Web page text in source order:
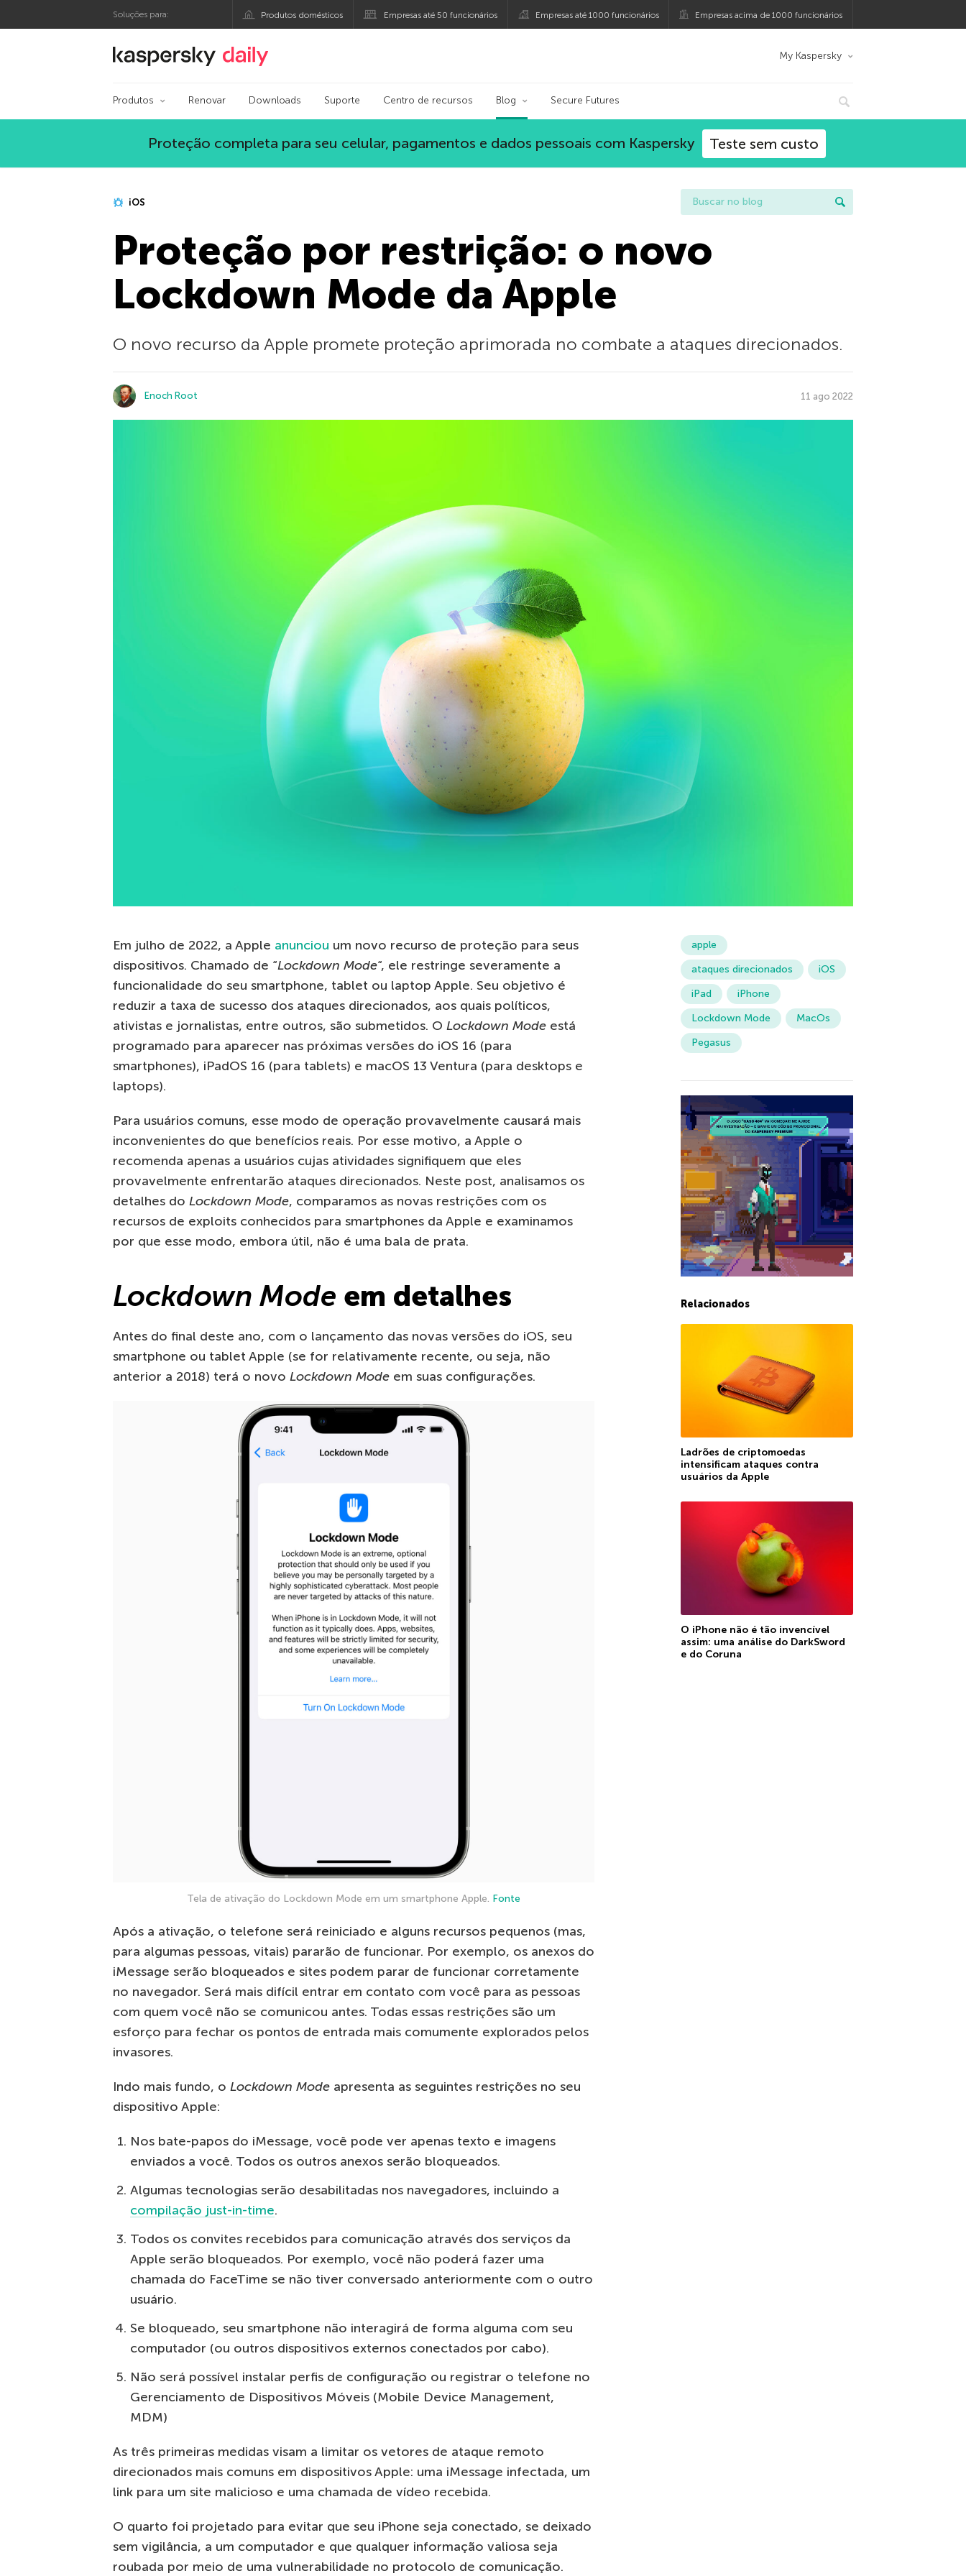
Soluções para: Produtos domésticos Empresas até 50 funcionários Empresas até 1000 funcionários Empresas acima de 1000 funcionários
Blog oficial da Kaspersky My Kaspersky
Produtos Renovar Downloads Suporte Centro de recursos Blog Secure Futures
Proteção completa para seu celular, pagamentos e dados pessoais com Kaspersky Teste sem custo
iOS
Proteção por restrição: o novo
Lockdown Mode da Apple
O novo recurso da Apple promete proteção aprimorada no combate a ataques direcionados.
Enoch Root 11 ago 2022
Em julho de 2022, a Apple anunciou um novo recurso de proteção para seus
dispositivos. Chamado de “Lockdown Mode“, ele restringe severamente a
funcionalidade do seu smartphone, tablet ou laptop Apple. Seu objetivo é
reduzir a taxa de sucesso dos ataques direcionados, aos quais políticos,
ativistas e jornalistas, entre outros, são submetidos. O Lockdown Mode está
programado para aparecer nas próximas versões do iOS 16 (para
smartphones), iPadOS 16 (para tablets) e macOS 13 Ventura (para desktops e
laptops).
Para usuários comuns, esse modo de operação provavelmente causará mais
inconvenientes do que benefícios reais. Por esse motivo, a Apple o
recomenda apenas a usuários cujas atividades signifiquem que eles
provavelmente enfrentarão ataques direcionados. Neste post, analisamos os
detalhes do Lockdown Mode, comparamos as novas restrições com os
recursos de exploits conhecidos para smartphones da Apple e examinamos
por que esse modo, embora útil, não é uma bala de prata.
Lockdown Mode em detalhes
Antes do final deste ano, com o lançamento das novas versões do iOS, seu
smartphone ou tablet Apple (se for relativamente recente, ou seja, não
anterior a 2018) terá o novo Lockdown Mode em suas configurações.
Tela de ativação do Lockdown Mode em um smartphone Apple. Fonte
Após a ativação, o telefone será reiniciado e alguns recursos pequenos (mas,
para algumas pessoas, vitais) pararão de funcionar. Por exemplo, os anexos do
iMessage serão bloqueados e sites podem parar de funcionar corretamente
no navegador. Será mais difícil entrar em contato com você para as pessoas
com quem você não se comunicou antes. Todas essas restrições são um
esforço para fechar os pontos de entrada mais comumente explorados pelos
invasores.
Indo mais fundo, o Lockdown Mode apresenta as seguintes restrições no seu
dispositivo Apple:
Nos bate-papos do iMessage, você pode ver apenas texto e imagens
enviados a você. Todos os outros anexos serão bloqueados.
Algumas tecnologias serão desabilitadas nos navegadores, incluindo a
compilação just-in-time.
Todos os convites recebidos para comunicação através dos serviços da
Apple serão bloqueados. Por exemplo, você não poderá fazer uma
chamada do FaceTime se não tiver conversado anteriormente com o outro
usuário.
Se bloqueado, seu smartphone não interagirá de forma alguma com seu
computador (ou outros dispositivos externos conectados por cabo).
Não será possível instalar perfis de configuração ou registrar o telefone no
Gerenciamento de Dispositivos Móveis (Mobile Device Management,
MDM)
As três primeiras medidas visam a limitar os vetores de ataque remoto
direcionados mais comuns em dispositivos Apple: uma iMessage infectada, um
link para um site malicioso e uma chamada de vídeo recebida.
O quarto foi projetado para evitar que seu iPhone seja conectado, se deixado
sem vigilância, a um computador e que qualquer informação valiosa seja
roubada por meio de uma vulnerabilidade no protocolo de comunicação.
apple
ataques direcionados
iOS
iPad
iPhone
Lockdown Mode
MacOs
Pegasus
Relacionados
Ladrões de criptomoedas
intensificam ataques contra
usuários da Apple
O iPhone não é tão invencível
assim: uma análise do DarkSword
e do Coruna